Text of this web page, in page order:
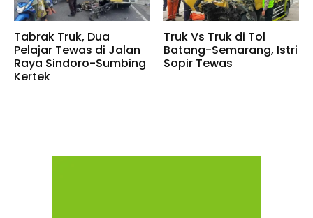
Tabrak Truk, Dua
Pelajar Tewas di Jalan
Raya Sindoro-Sumbing
Kertek
Truk Vs Truk di Tol
Batang-Semarang, Istri
Sopir Tewas